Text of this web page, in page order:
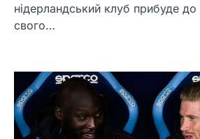
нідерландський клуб прибуде
свого…